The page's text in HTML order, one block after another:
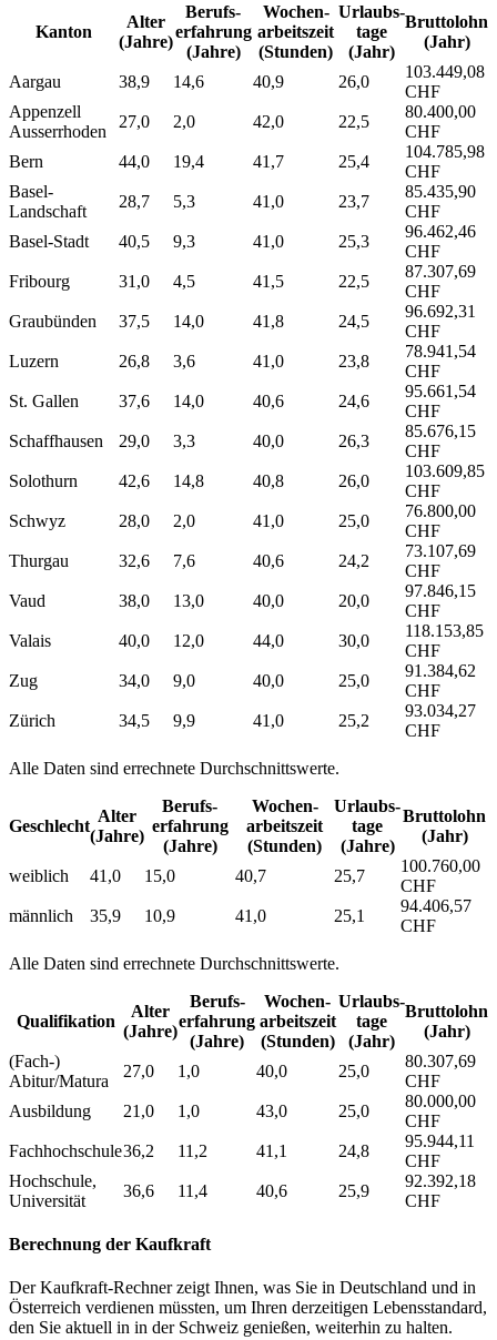
Kanton
Alter
(Jahre)
Berufs­
erfahrung
(Jahre)
Wochen­
arbeitszeit
(Stunden)
Urlaubs­
tage
(Jahr)
Bruttolohn
(Jahr)
Aargau 38,9 14,6 40,9 26,0
103.449,08
CHF
Appenzell
Ausserrhoden
27,0 2,0 42,0 22,5
80.400,00
CHF
Bern
44,0 19,4 41,7 25,4
104.785,98
CHF
Basel-
Landschaft
28,7 5,3 41,0 23,7
85.435,90
CHF
Basel-Stadt
40,5 9,3 41,0 25,3
96.462,46
CHF
Fribourg
31,0 4,5 41,5 22,5
87.307,69
CHF
Graubünden
37,5 14,0 41,8 24,5
96.692,31
CHF
Luzern
26,8 3,6 41,0 23,8
78.941,54
CHF
St. Gallen
37,6 14,0 40,6 24,6
95.661,54
CHF
Schaffhausen
29,0 3,3 40,0 26,3
85.676,15
CHF
Solothurn
42,6 14,8 40,8 26,0
103.609,85
CHF
Schwyz
28,0 2,0 41,0 25,0
76.800,00
CHF
Thurgau
32,6 7,6 40,6 24,2
73.107,69
CHF
Vaud
38,0 13,0 40,0 20,0
97.846,15
CHF
Valais
40,0 12,0 44,0 30,0
118.153,85
CHF
Zug
34,0 9,0 40,0 25,0
91.384,62
CHF
Zürich
34,5 9,9 41,0 25,2
93.034,27
CHF
Alle Daten sind errechnete Durchschnittswerte.
Geschlecht
Alter
(Jahre)
Berufs­
erfahrung
(Jahre)
Wochen­
arbeitszeit
(Stunden)
Urlaubs­
tage
(Jahre)
Bruttolohn
(Jahr)
weiblich 41,0 15,0 40,7 25,7
100.760,00
CHF
männlich
35,9 10,9 41,0 25,1
94.406,57
CHF
Alle Daten sind errechnete Durchschnittswerte.
Qualifikation
Alter
(Jahre)
Berufs­
erfahrung
(Jahre)
Wochen­
arbeitszeit
(Stunden)
Urlaubs­
tage
(Jahr)
Bruttolohn
(Jahr)
(Fach-)
Abitur/Matura
27,0 1,0 40,0 25,0
80.307,69
CHF
Ausbildung
21,0 1,0 43,0 25,0
80.000,00
CHF
Fachhochschule36,2 11,2 41,1 24,8
95.944,11
CHF
Hochschule,
Universität
36,6 11,4 40,6 25,9
92.392,18
CHF
Berechnung der Kaufkraft
Der Kaufkraft-Rechner zeigt Ihnen, was Sie in Deutschland und in
Österreich verdienen müssten, um Ihren derzeitigen Lebensstandard,
den Sie aktuell in in der Schweiz genießen, weiterhin zu halten.